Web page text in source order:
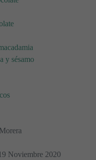
y sésamo
Noviembre 2020